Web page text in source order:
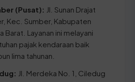
(Pusat): Jl. Sunan Drajat
Kec. Sumber, Kabupaten
Barat. Layanan ini melayani
pajak kendaraan baik
lima tahunan.
Jl. Merdeka No. 1, Ciledug